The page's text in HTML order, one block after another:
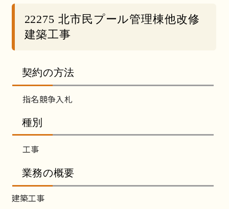
22275 北市民プール管理棟他改修
建築工事
契約の方法
指名競争入札
種別
工事
業務の概要
建築工事